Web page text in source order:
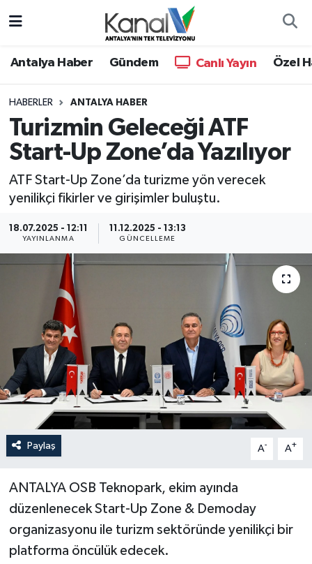
Antalya Haber Gündem Canlı Yayın Özel
HABERLER ANTALYA HABER
Turizmin Geleceği ATF
Start-Up Zone’da Yazılıyor
ATF Start-Up Zone’da turizme yön verecek
yenilikçi fikirler ve girişimler buluştu.
18.07.2025 - 12:11
YAYINLANMA
11.12.2025 - 13:13
GÜNCELLEME
Paylaş A- A+
ANTALYA OSB Teknopark, ekim ayında
düzenlenecek Start-Up Zone & Demoday
organizasyonu ile turizm sektöründe yenilikçi bir
platforma öncülük edecek.
Antalya Haber
Dünya
Eğitim
Ekonomi
Gündem
Günün Manşetleri
Haber Kuşakları
Haberler
KANALV Spor
Kültür Sanat
Magazin
Öğle Bülteni
Sağlık
Siyaset
Hava Durumu
Trafik Durumu
Süper Lig Puan Durumu ve Fikstür
Tüm Manşetler
Son Dakika Haberleri
Haber Arşivi